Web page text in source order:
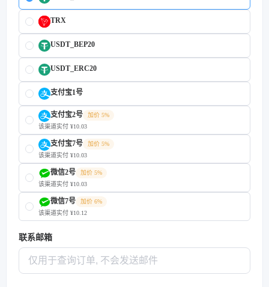
TRX
USDT_BEP20
USDT_ERC20
支付宝1号
支付宝2号
加价 5%
该渠道实付 ¥10.03
支付宝7号
加价 5%
该渠道实付 ¥10.03
微信2号
加价 5%
该渠道实付 ¥10.03
微信7号
加价 6%
该渠道实付 ¥10.12
联系邮箱